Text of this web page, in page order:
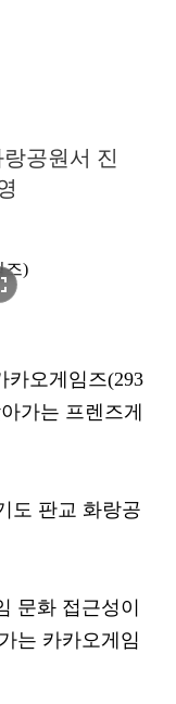
공원서 진
카오게임즈(293
가는 프렌즈게
도 판교 화랑공
문화 접근성이
는 카카오게임